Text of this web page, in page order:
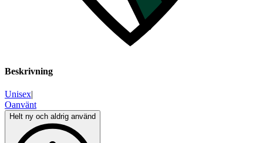
Beskrivning
Unisex|
Oanvänt
Helt ny och aldrig använd